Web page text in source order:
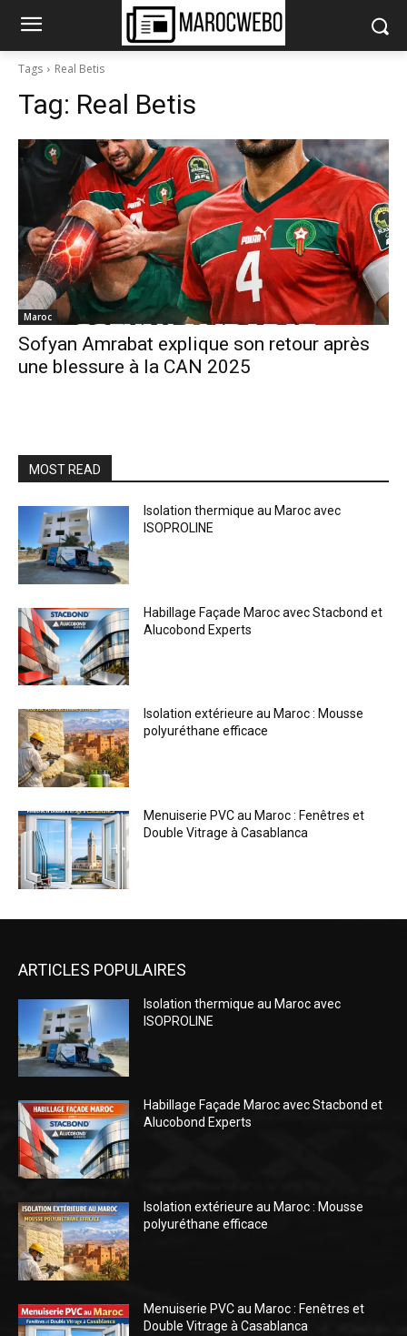
Tags Real Betis
Tag: Real Betis
Maroc
Sofyan Amrabat explique son retour après
une blessure à la CAN 2025
MOST READ
Isolation thermique au Maroc avec
ISOPROLINE
Habillage Façade Maroc avec Stacbond et
Alucobond Experts
Isolation extérieure au Maroc : Mousse
polyuréthane efficace
Menuiserie PVC au Maroc : Fenêtres et
Double Vitrage à Casablanca
ARTICLES POPULAIRES
Isolation thermique au Maroc avec
ISOPROLINE
Habillage Façade Maroc avec Stacbond et
Alucobond Experts
Isolation extérieure au Maroc : Mousse
polyuréthane efficace
Menuiserie PVC au Maroc : Fenêtres et
Double Vitrage à Casablanca